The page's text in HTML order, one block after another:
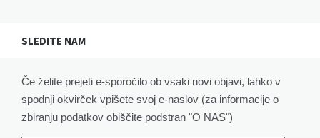
SLEDITE NAM
Če želite prejeti e-sporočilo ob vsaki novi objavi, lahko v
spodnji okvirček vpišete svoj e-naslov (za informacije o
zbiranju podatkov obiščite podstran "O NAS")